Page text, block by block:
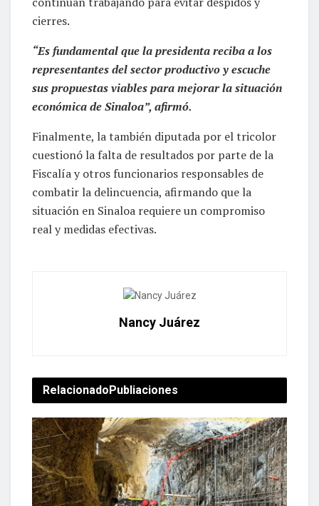
cierres.
“Es fundamental que la presidenta reciba a los
representantes del sector productivo y escuche
sus propuestas viables para mejorar la situación
económica de Sinaloa”, afirmó.
Finalmente, la también diputada por el tricolor
cuestionó la falta de resultados por parte de la
Fiscalía y otros funcionarios responsables de
combatir la delincuencia, afirmando que la
situación en Sinaloa requiere un compromiso
real y medidas efectivas.
Nancy Juárez
RelacionadoPubliaciones